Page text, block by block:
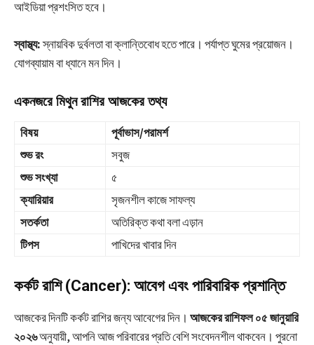
আইডিয়া প্রশংসিত হবে।
স্বাস্থ্য:স্নায়বিক দুর্বলতা বা ক্লান্তিবোধ হতে পারে। পর্যাপ্ত ঘুমের প্রয়োজন।
যোগব্যায়াম বা ধ্যানে মন দিন।
একনজরে মিথুন রাশির আজকের তথ্য
বিষয়
পূর্বাভাস/পরামর্শ
শুভ রং
সবুজ
শুভ সংখ্যা
৫
ক্যারিয়ার
সৃজনশীল কাজে সাফল্য
সতর্কতা
অতিরিক্ত কথা বলা এড়ান
টিপস
পাখিদের খাবার দিন
কর্কট রাশি (Cancer): আবেগ এবং পারিবারিক প্রশান্তি
আজকের দিনটি কর্কট রাশির জন্য আবেগের দিন। আজকের রাশিফল ০৫ জানুয়ারি
২০২৬অনুযায়ী, আপনি আজ পরিবারের প্রতি বেশি সংবেদনশীল থাকবেন। পুরনো